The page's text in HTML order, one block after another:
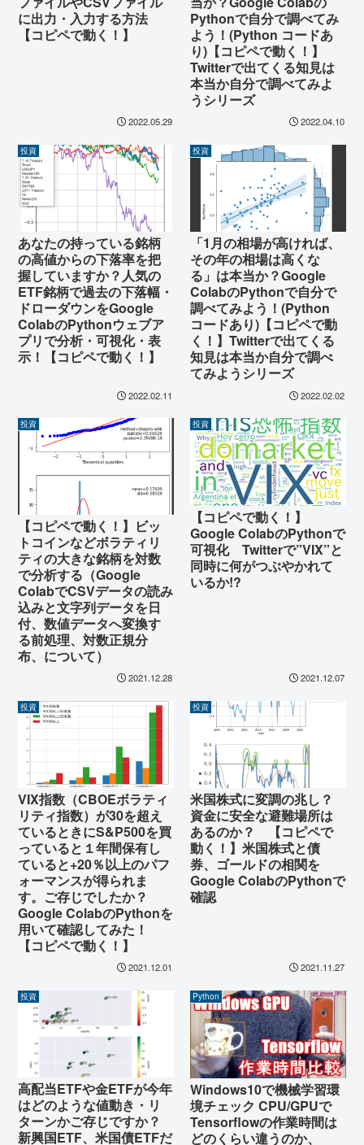
に出力・入力する方法
【コピペで動く！】
2022.05.29
Pythonで自分で調べてみ
よう！(Python コードあ
り)【コピペで動く！】
Twitterで出てくる知見は
本当か自分で調べてみよ
うシリーズ
2022.04.10
投資
あなたの持っている銘柄
の高値からの下落率を把
握していますか？人気の
ETF銘柄で過去の下落幅・
ドローダウンをGoogle
ColabのPythonウェブア
プリで分析・可視化・表
示！【コピペで動く！】
2022.02.11
投資
「1月の相場が高ければ、
その年の相場は高くな
る」は本当か？Google
ColabのPythonで自分で
調べてみよう！(Python
コードあり)【コピペで動
く！】Twitterで出てくる
知見は本当か自分で調べ
てみようシリーズ
2022.02.02
投資
【コピペで動く！】ビッ
トコインなどボラティリ
ティの大きな銘柄を対数
で分析する（Google
ColabでCSVデータの読み
込みと文字列データを日
付、数値データへ変換す
る前処理、対数正規分
布、について）
2021.12.28
投資
【コピペで動く！】
Google ColabのPythonで
可視化 Twitterで”VIX”と
同時に何がつぶやかれて
いるか!?
2021.12.07
投資
VIX指数（CBOEボラティ
リティ指数）が30を超え
ているときにS&P500を買
っていると１年間保有し
ていると+20％以上のパフ
ォーマンスが得られま
す。ご存じでしたか？
Google ColabのPythonを
用いて確認してみた！
【コピペで動く！】
2021.12.01
投資
米国株式に変調の兆し？
資金に安全な避難場所は
あるのか？ 【コピペで
動く！】米国株式と債
券、ゴールドの相関を
Google ColabのPythonで
確認
2021.11.27
投資
高配当ETFや金ETFが今年
はどのような値動き・リ
ターンかご存じですか？
新興国ETF、米国債ETFだ
Python
Windows10で機械学習環
境チェック CPU/GPUで
Tensorflowの作業時間は
どのくらい違うのか、